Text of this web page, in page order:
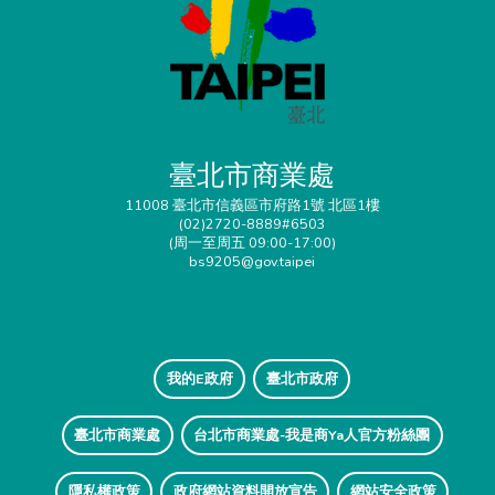
臺北市商業處
11008 臺北市信義區市府路1號 北區1樓
(02)2720-8889#6503
(周一至周五 09:00-17:00)
bs9205@gov.taipei
我的E政府 臺北市政府
臺北市商業處 台北市商業處-我是商Ya人官方粉絲團